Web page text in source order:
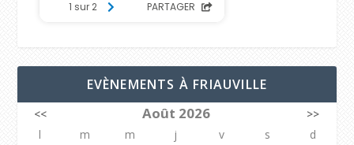
EVÈNEMENTS À FRIAUVILLE
<< Août 2026
>>
l
m m j v s
d